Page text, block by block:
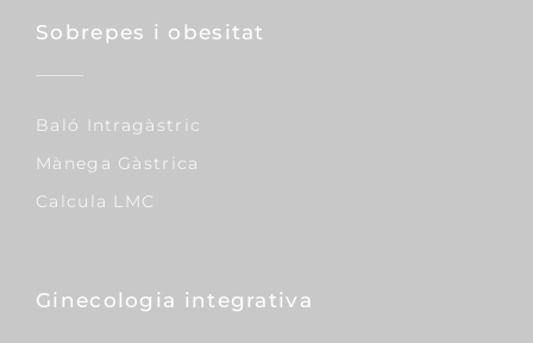
Sobrepes i obesitat
Baló Intragàstric
Mànega Gàstrica
Calcula LMC
Ginecologia integrativa